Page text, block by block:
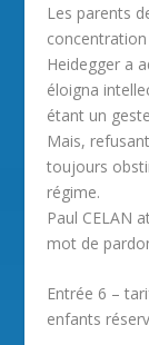
Les parents
concentration
Heidegger a
éloigna
étant un
Mais,
toujours
régime.
Paul CELAN
mot de
Entrée 6 –
enfants